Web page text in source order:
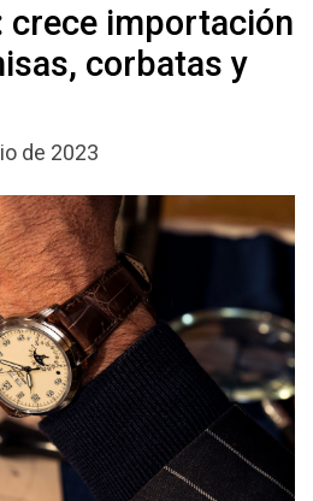
crece importación
corbatas y
de 2023